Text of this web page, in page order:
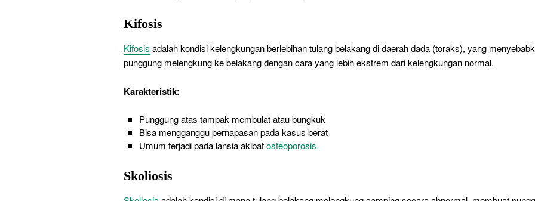
Kifosis
Kifosis adalah kondisi kelengkungan berlebihan tulang belakang di daerah dada (toraks), yang
punggung melengkung ke belakang dengan cara yang lebih ekstrem dari kelengkungan normal.
Karakteristik:
Punggung atas tampak membulat atau bungkuk
Bisa mengganggu pernapasan pada kasus berat
Umum terjadi pada lansia akibatosteoporosis
Skoliosis